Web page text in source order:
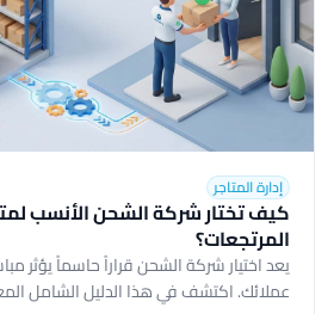
إدارة المتاجر
كيف تختار شركة الشحن الأنسب
المرتجعات؟
يعد اختيار شركة الشحن قراراً حاسماً يؤثر
عملائك. اكتشف في هذا الدليل الشامل